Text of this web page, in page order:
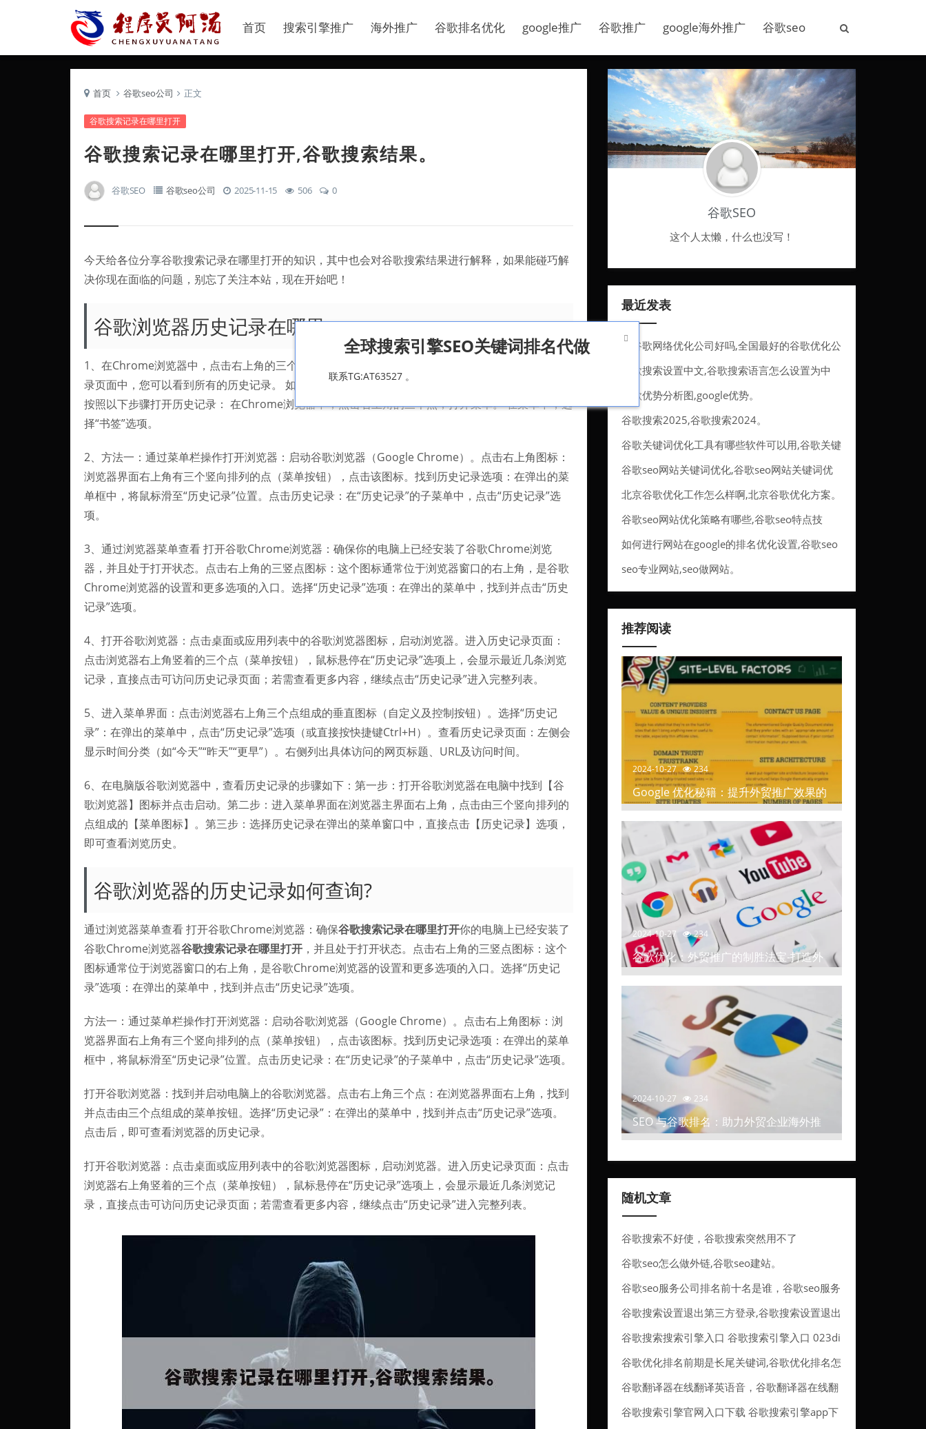
首页 搜索引擎推广 海外推广 谷歌排名优化 google推广 谷歌推广 google海外推广 谷歌seo
首页 谷歌seo公司 正文
谷歌搜索记录在哪里打开
谷歌搜索记录在哪里打开,谷歌搜索结果。
谷歌SEO 谷歌seo公司 2025-11-15 506 0
今天给各位分享谷歌搜索记录在哪里打开的知识，其中也会对谷歌搜索结果进行解释，如果能碰巧解
决你现在面临的问题，别忘了关注本站，现在开始吧！
谷歌浏览器历史记录在哪里
1、在Chrome浏览器中，点击右上角的三个点，打开菜单。 在菜单中，选择“历史”选项。 在历史记
录页面中，您可以看到所有的历史记录。 如果您使用的是手机，并且使用的是Chrome浏览器，可以
按照以下步骤打开历史记录： 在Chrome浏览器中，点击右上角的三个点，打开菜单。 在菜单中，选
择“书签”选项。
2、方法一：通过菜单栏操作打开浏览器：启动谷歌浏览器（Google Chrome）。点击右上角图标：
浏览器界面右上角有三个竖向排列的点（菜单按钮），点击该图标。找到历史记录选项：在弹出的菜
单框中，将鼠标滑至“历史记录”位置。点击历史记录：在“历史记录”的子菜单中，点击“历史记录”选
项。
3、通过浏览器菜单查看 打开谷歌Chrome浏览器：确保你的电脑上已经安装了谷歌Chrome浏览
器，并且处于打开状态。点击右上角的三竖点图标：这个图标通常位于浏览器窗口的右上角，是谷歌
Chrome浏览器的设置和更多选项的入口。选择“历史记录”选项：在弹出的菜单中，找到并点击“历史
记录”选项。
4、打开谷歌浏览器：点击桌面或应用列表中的谷歌浏览器图标，启动浏览器。进入历史记录页面：
点击浏览器右上角竖着的三个点（菜单按钮），鼠标悬停在“历史记录”选项上，会显示最近几条浏览
记录，直接点击可访问历史记录页面；若需查看更多内容，继续点击“历史记录”进入完整列表。
5、进入菜单界面：点击浏览器右上角三个点组成的垂直图标（自定义及控制按钮）。选择“历史记
录”：在弹出的菜单中，点击“历史记录”选项（或直接按快捷键Ctrl+H）。查看历史记录页面：左侧会
显示时间分类（如“今天”“昨天”“更早”）。右侧列出具体访问的网页标题、URL及访问时间。
6、在电脑版谷歌浏览器中，查看历史记录的步骤如下：第一步：打开谷歌浏览器在电脑中找到【谷
歌浏览器】图标并点击启动。第二步：进入菜单界面在浏览器主界面右上角，点击由三个竖向排列的
点组成的【菜单图标】。第三步：选择历史记录在弹出的菜单窗口中，直接点击【历史记录】选项，
即可查看浏览历史。
谷歌浏览器的历史记录如何查询?
通过浏览器菜单查看 打开谷歌Chrome浏览器：确保谷歌搜索记录在哪里打开你的电脑上已经安装了
谷歌Chrome浏览器谷歌搜索记录在哪里打开 ，并且处于打开状态。点击右上角的三竖点图标：这个
图标通常位于浏览器窗口的右上角，是谷歌Chrome浏览器的设置和更多选项的入口。选择“历史记
录”选项：在弹出的菜单中，找到并点击“历史记录”选项。
方法一：通过菜单栏操作打开浏览器：启动谷歌浏览器（Google Chrome）。点击右上角图标：浏
览器界面右上角有三个竖向排列的点（菜单按钮），点击该图标。找到历史记录选项：在弹出的菜单
框中，将鼠标滑至“历史记录”位置。点击历史记录：在“历史记录”的子菜单中，点击“历史记录”选项。
打开谷歌浏览器：找到并启动电脑上的谷歌浏览器。点击右上角三个点：在浏览器界面右上角，找到
并点击由三个点组成的菜单按钮。选择“历史记录”：在弹出的菜单中，找到并点击“历史记录”选项。
点击后，即可查看浏览器的历史记录。
打开谷歌浏览器：点击桌面或应用列表中的谷歌浏览器图标，启动浏览器。进入历史记录页面：点击
浏览器右上角竖着的三个点（菜单按钮），鼠标悬停在“历史记录”选项上，会显示最近几条浏览记
录，直接点击可访问历史记录页面；若需查看更多内容，继续点击“历史记录”进入完整列表。
谷歌SEO
这个人太懒，什么也没写！
最近发表
做谷歌网络优化公司好吗,全国最好的谷歌优化公
司。
谷歌搜索设置中文,谷歌搜索语言怎么设置为中
文。
谷歌优势分析图,google优势。
谷歌搜索2025,谷歌搜索2024。
谷歌关键词优化工具有哪些软件可以用,谷歌关键
词优化工具有哪些软件可以用的。
谷歌seo网站关键词优化,谷歌seo网站关键词优
化方法。
北京谷歌优化工作怎么样啊,北京谷歌优化方案。
谷歌seo网站优化策略有哪些,谷歌seo特点技
巧。
如何进行网站在google的排名优化设置,谷歌seo
排名优化服务。
seo专业网站,seo做网站。
推荐阅读
2024-10-27 234
Google 优化秘籍：提升外贸推广效果的
关键
2024-10-27 234
谷歌优化：外贸推广的制胜法宝-打造外
贸推广中的高排名网站
2024-10-27 234
SEO 与谷歌排名：助力外贸企业海外推
广
随机文章
谷歌搜索不好使，谷歌搜索突然用不了
谷歌seo怎么做外链,谷歌seo建站。
谷歌seo服务公司排名前十名是谁，谷歌seo服务
公司排名前十名是谁的
谷歌搜索设置退出第三方登录,谷歌搜索设置退出
第三方登录账号。
谷歌搜索搜索引擎入口 谷歌搜索引擎入口 023di
r
谷歌优化排名前期是长尾关键词,谷歌优化排名怎
么做。
谷歌翻译器在线翻译英语音，谷歌翻译器在线翻
译英语音频
谷歌搜索引擎官网入口下载 谷歌搜索引擎app下

全球搜索引擎SEO关键词排名代做
联系TG:AT63527 。